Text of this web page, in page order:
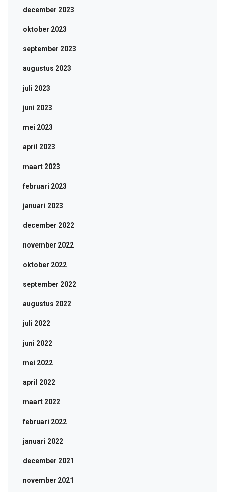
december 2023
oktober 2023
september 2023
augustus 2023
juli 2023
juni 2023
mei 2023
april 2023
maart 2023
februari 2023
januari 2023
december 2022
november 2022
oktober 2022
september 2022
augustus 2022
juli 2022
juni 2022
mei 2022
april 2022
maart 2022
februari 2022
januari 2022
december 2021
november 2021